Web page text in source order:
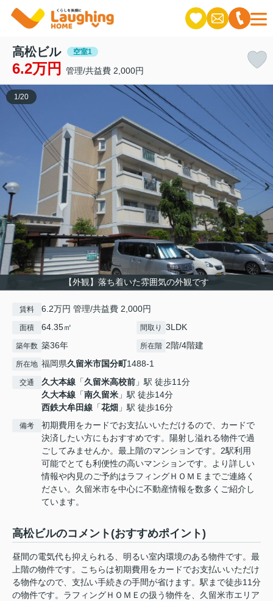
高松ビル 空室1
6.2万円 管理/共益費 2,000円
【外観】落ち着いた雰囲気の外観です
1 /20
賃料 6.2万円 管理/共益費 2,000円
面積 64.35㎡ 間取り 3LDK
築年数 築36年 所在階 2階/4階建
所在地 福岡県久留米市国分町1488-1
交通 久大本線 「久留米高校前 」駅 徒歩11分
久大本線 「南久留米 」駅 徒歩14分
西鉄大牟田線 「花畑 」駅 徒歩16分
備考
初期費用をカードでお支払いいただけるので、カードで
決済したい方にもおすすめです。陽射し溢れる物件で過
ごしてみませんか。最上階のマンションです。2駅利用
可能でとても利便性の高いマンションです。より詳しい
情報や内見のご予約はラフィングＨＯＭＥまでご連絡く
ださい。久留米市を中心に不動産情報を数多くご紹介し
ています。
高松ビルのコメント(おすすめポイント)
昼間の電気代も抑えられる、明るい室内環境のある物件です。最
上階の物件です。こちらは初期費用をカードでお支払いいただけ
る物件なので、支払い手続きの手間が省けます。駅まで徒歩11分
の物件です。ラフィングＨＯＭＥの扱う物件を、久留米市エリア